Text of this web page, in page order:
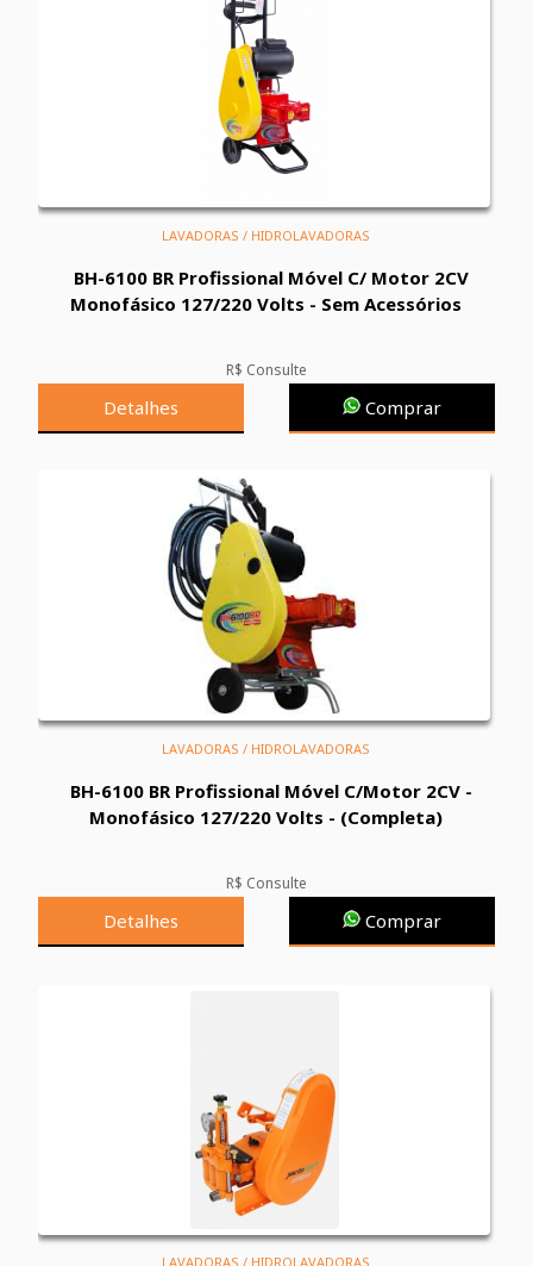
LAVADORAS / HIDROLAVADORAS
BH-6100 BR Profissional Móvel C/ Motor 2CV
Monofásico 127/220 Volts - Sem Acessórios
R$ Consulte
Detalhes Comprar
LAVADORAS / HIDROLAVADORAS
BH-6100 BR Profissional Móvel C/Motor 2CV -
Monofásico 127/220 Volts - (Completa)
R$ Consulte
Detalhes Comprar
LAVADORAS / HIDROLAVADORAS